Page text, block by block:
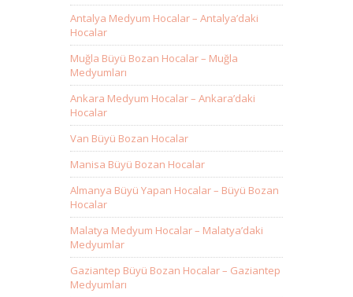
Antalya Medyum Hocalar – Antalya’daki
Hocalar
Muğla Büyü Bozan Hocalar – Muğla
Medyumları
Ankara Medyum Hocalar – Ankara’daki
Hocalar
Van Büyü Bozan Hocalar
Manisa Büyü Bozan Hocalar
Almanya Büyü Yapan Hocalar – Büyü Bozan
Hocalar
Malatya Medyum Hocalar – Malatya’daki
Medyumlar
Gaziantep Büyü Bozan Hocalar – Gaziantep
Medyumları